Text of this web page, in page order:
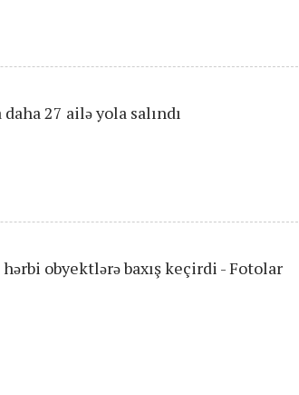
27 ailə yola salındı
obyektlərə baxış keçirdi - Fotolar